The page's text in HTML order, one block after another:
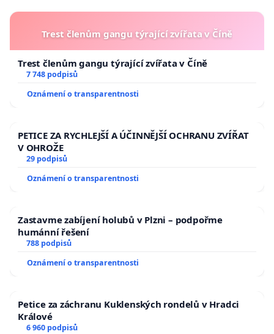
Trest členům gangu týrající zvířata v Číně
Trest členům gangu týrající zvířata v Číně
7 748 podpisů
Oznámení o transparentnosti
PETICE ZA RYCHLEJŠÍ A ÚČINNĚJŠÍ OCHRANU ZVÍŘAT
V OHROŽE
29 podpisů
Oznámení o transparentnosti
Zastavme zabíjení holubů v Plzni – podpořme
humánní řešení
788 podpisů
Oznámení o transparentnosti
Petice za záchranu Kuklenských rondelů v Hradci
Králové
6 960 podpisů